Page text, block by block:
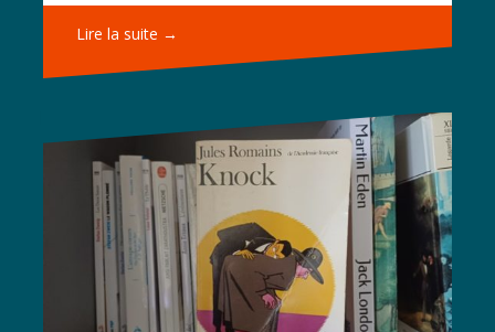
Lire la suite →